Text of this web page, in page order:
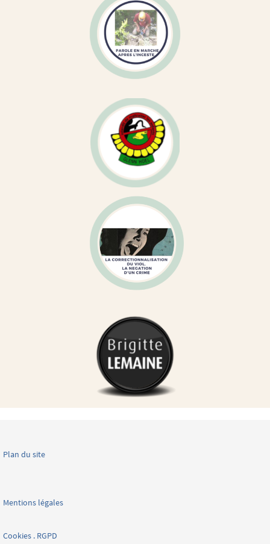
Plan du site
Mentions légales
Cookies . RGPD